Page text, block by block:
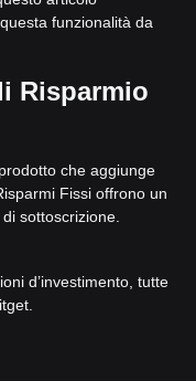
funzionalità da
Risparmio
che aggiunge
Fissi offrono un
sottoscrizione.
d’investimento, tutte